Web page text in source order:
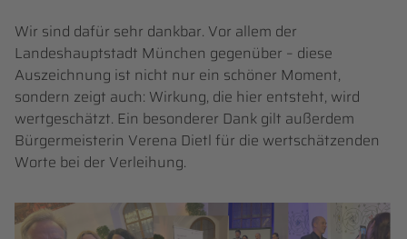
Wir sind dafür sehr dankbar. Vor allem der
Landeshauptstadt München gegenüber – diese
Auszeichnung ist nicht nur ein schöner Moment,
sondern zeigt auch: Wirkung, die hier entsteht, wird
wertgeschätzt. Ein besonderer Dank gilt außerdem
Bürgermeisterin Verena Dietl für die wertschätzenden
Worte bei der Verleihung.